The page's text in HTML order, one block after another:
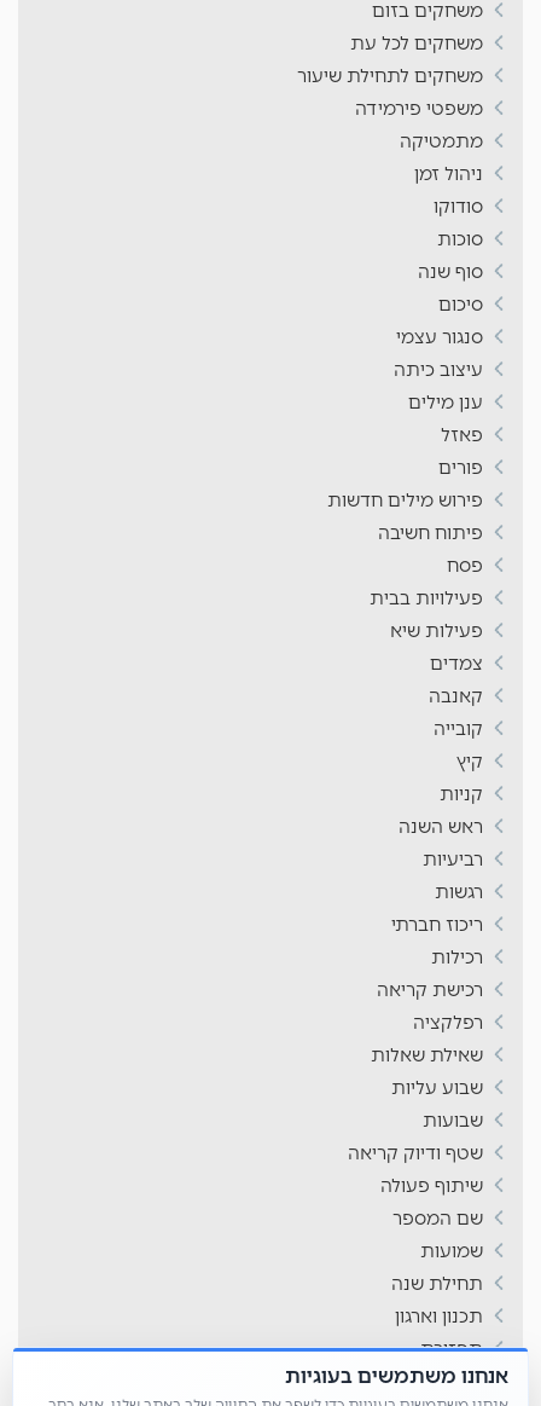
משחקים בזום
משחקים לכל עת
משחקים לתחילת שיעור
משפטי פירמידה
מתמטיקה
ניהול זמן
סודוקו
סוכות
סוף שנה
סיכום
סנגור עצמי
עיצוב כיתה
ענן מילים
פאזל
פורים
פירוש מילים חדשות
פיתוח חשיבה
פסח
פעילויות בבית
פעילות שיא
צמדים
קאנבה
קובייה
קיץ
קניות
ראש השנה
רביעיות
רגשות
ריכוז חברתי
רכילות
רכישת קריאה
רפלקציה
שאילת שאלות
שבוע עליות
שבועות
שטף ודיוק קריאה
שיתוף פעולה
שם המספר
שמועות
תחילת שנה
תכנון וארגון
תפזורת
תשבצים
אנחנו משתמשים בעוגיות